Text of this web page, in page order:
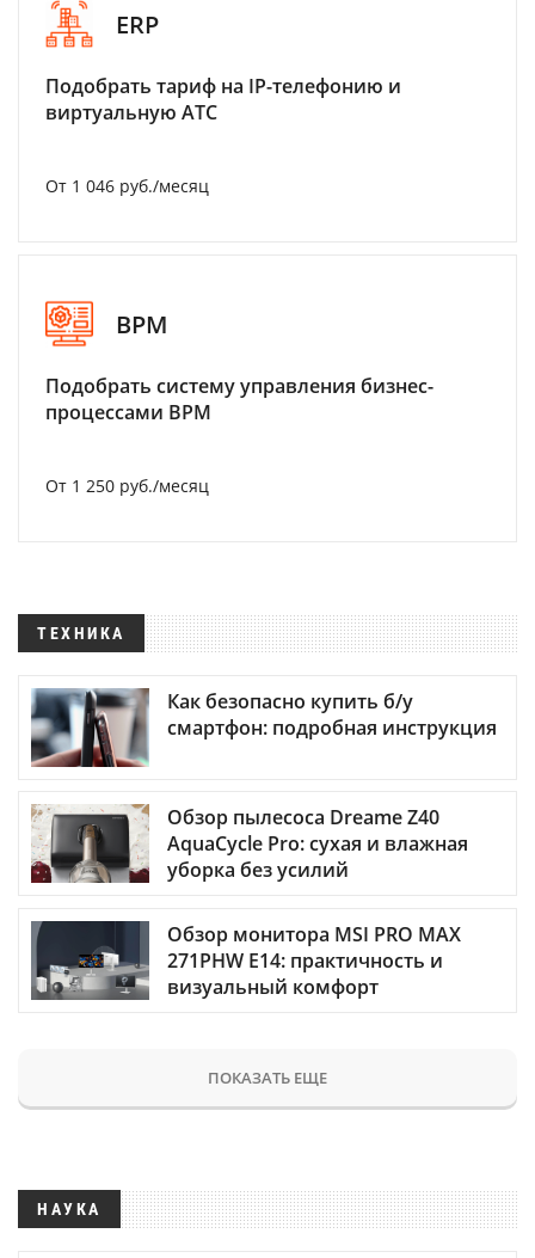
ERP
Подобрать тариф на IP-телефонию и
виртуальную АТС
От 1 046 руб./месяц
BPM
Подобрать систему управления бизнес-
процессами BPM
От 1 250 руб./месяц
ТЕХНИКА
Как безопасно купить б/у
смартфон: подробная инструкция
Обзор пылесоса Dreame Z40
AquaCycle Pro: сухая и влажная
уборка без усилий
Обзор монитора MSI PRO MAX
271PHW E14: практичность и
визуальный комфорт
ПОКАЗАТЬ ЕЩЕ
НАУКА